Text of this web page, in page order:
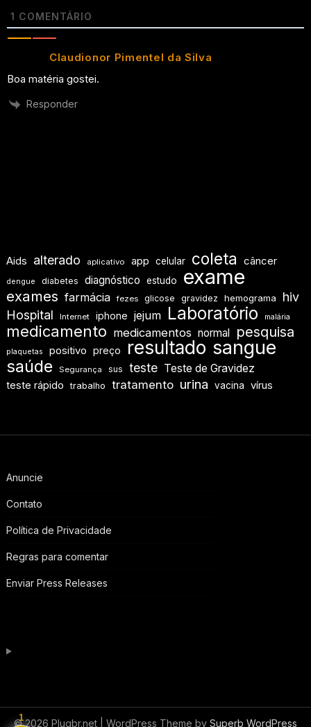
1 COMENTÁRIO
Claudionor Pimentel da Silva
Boa matéria gostei.
Responder
Aids alterado aplicativo app celular coleta câncer
dengue diabetes diagnóstico estudo exame
exames farmácia fezes glicose gravidez hemograma
hiv
Hospital
Internet iphone jejum Laboratório malária
medicamento medicamentos normal pesquisa
plaquetas positivo preço resultado sangue
saúde Segurança sus teste Teste de Gravidez
teste rápido trabalho tratamento urina vacina vírus
Anuncie
Contato
Política de Privacidade
Regras para comentar
Enviar Press Releases
© 2026 Plugbr.net | WordPress Theme by Superb WordPress
1